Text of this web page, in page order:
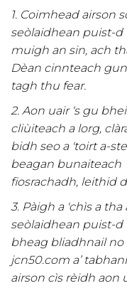
1. Coimhead airson
seòlaidhean puist-d
muigh an sin, ach
Dèan cinnteach
tagh thu fear.
2. Aon uair ‘s gu
cliùiteach a lorg,
bidh seo a 'toirt a-
beagan bunaiteach
fiosrachadh, leithid
3. Pàigh a 'chìs a
seòlaidhean puist-d
bheag bliadhnail no
jcn50.com a’
airson cìs rèidh aon